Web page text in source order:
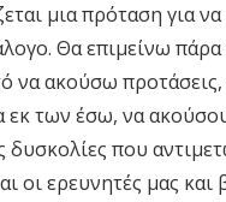
μια πρόταση για να
Θα επιμείνω
να ακούσω
των έσω, να
δυσκολίες που
οι ερευνητές μας